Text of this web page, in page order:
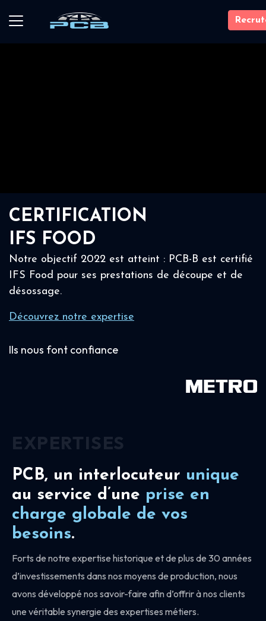
CERTIFICATION
IFS FOOD
Notre objectif 2022 est atteint : PCB-B est certifié
IFS Food pour ses prestations de découpe et de
désossage.
Découvrez notre expertise
Ils nous font confiance
PCB, un interlocuteur unique
au service d’une prise en
charge globale de vos
besoins.
Forts de notre expertise historique et de plus de 30 années
d’investissements dans nos moyens de production, nous
avons développé nos savoir-faire afin d’offrir à nos clients
une véritable synergie des expertises métiers.
EXPERTISES